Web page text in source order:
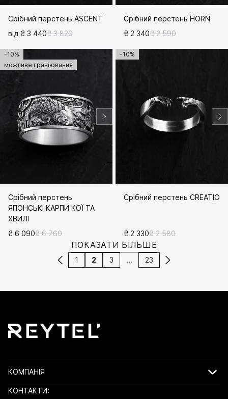
Срібний перстень ASCENT
від ₴ 3 440₴ 3 820
Срібний перстень HÖRN
₴ 2 340₴ 2 590
-10%
можливе гравіювання
Срібний перстень
ЯПОНСЬКІ КАРПИ КОЇ ТА
ХВИЛІ
₴ 6 090₴ 6 760
-10%
Срібний перстень CREATIO
₴ 2 330₴ 2 580
ПОКАЗАТИ БІЛЬШЕ
1 2 3 ... 23
КОМПАНІЯ
КОНТАКТИ: